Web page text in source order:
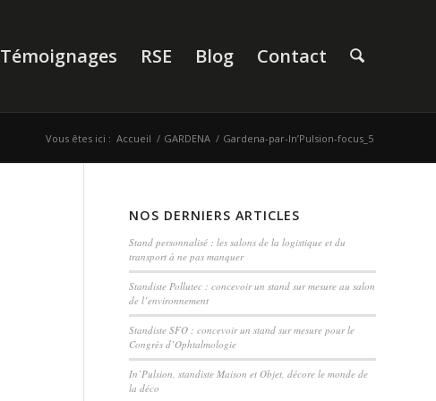
Témoignages RSE Blog Contact
Vous êtes ici : Accueil / GARDENA / Gardena-par-In’Pulsion-focus_5
NOS DERNIERS ARTICLES
Stand personnalisé : les salons de la logistique et du
transport à ne pas manquer
Standiste Pollutec : concevoir un stand sur mesure au salon
de l’environnement
Standiste SFO : concevoir un stand sur mesure pour le
Congrès d’Ophtalmologie
In’Pulsion, standiste Maison et Objet, décore le monde de
la déco